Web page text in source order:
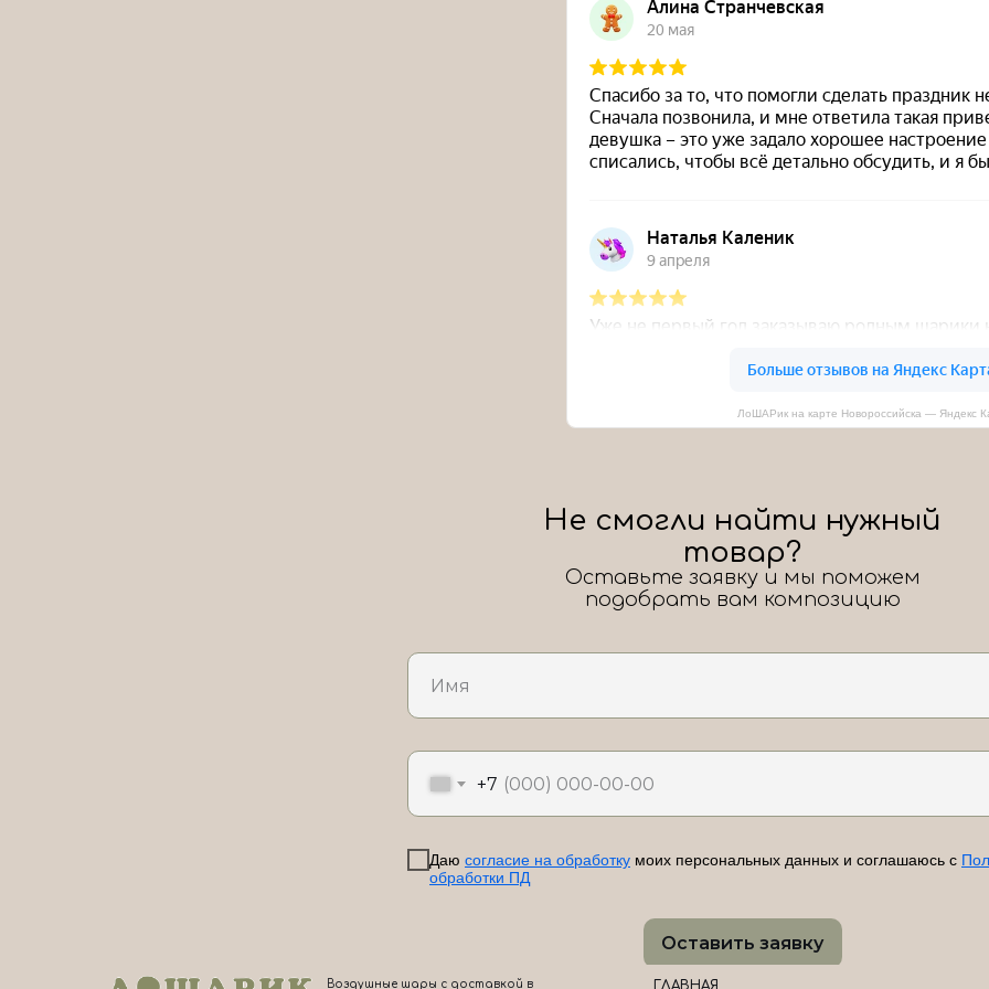
ЛоШАРик на карте Новороссийска — Яндекс
+7
Даю согласие на обработку моих персональных данных и соглашаюсь с
обработки ПД
Оставить заявку
Не смогли найти нужный
товар?
Оставьте заявку и мы поможем
подобрать вам композицию
ГЛАВНАЯ
Воздушные шары с доставкой в